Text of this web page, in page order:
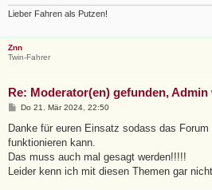
Lieber Fahren als Putzen!
Znn
Twin-Fahrer
Re: Moderator(en) gefunden,
B
i
r
a
Do 21. Mär 2024, 22:50
Danke für euren Einsatz sodass das
funktionieren kann.
Das muss auch mal gesagt werden!!!!!
Leider kenn ich mit diesen Themen gar